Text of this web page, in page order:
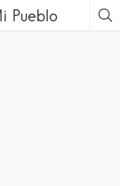
Pueblo